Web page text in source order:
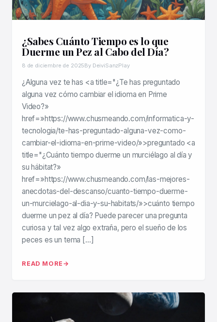
¿Sabes Cuánto Tiempo es lo que
Duerme un Pez al Cabo del Día?
8 de diciembre de 2025By DeiviSanzPlay
¿Alguna vez te has <a title="¿Te has preguntado
alguna vez cómo cambiar el idioma en Prime
Video?»
href=»https://www.chusmeando.com/informatica-y-
tecnologia/te-has-preguntado-alguna-vez-como-
cambiar-el-idioma-en-prime-video/»>preguntado <a
title="¿Cuánto tiempo duerme un murciélago al día y
su hábitat?»
href=»https://www.chusmeando.com/las-mejores-
anecdotas-del-descanso/cuanto-tiempo-duerme-
un-murcielago-al-dia-y-su-habitats/»>cuánto tiempo
duerme un pez al día? Puede parecer una pregunta
curiosa y tal vez algo extraña, pero el sueño de los
peces es un tema […]
READ MORE